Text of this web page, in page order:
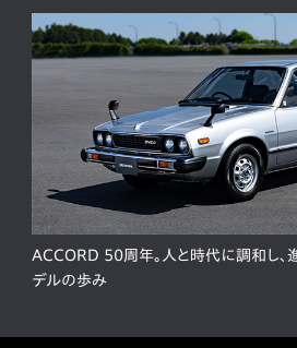
ACCORD 50周年。人と時代に調和し、
デルの歩み